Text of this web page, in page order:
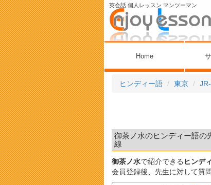
英会話 個人レッスン マンツーマン
Home
ヒンディー語 東京
御茶ノ水のヒンディー語の
線
御茶ノ水で紹介できる ヒンデ
会員登録後、先生に対して質